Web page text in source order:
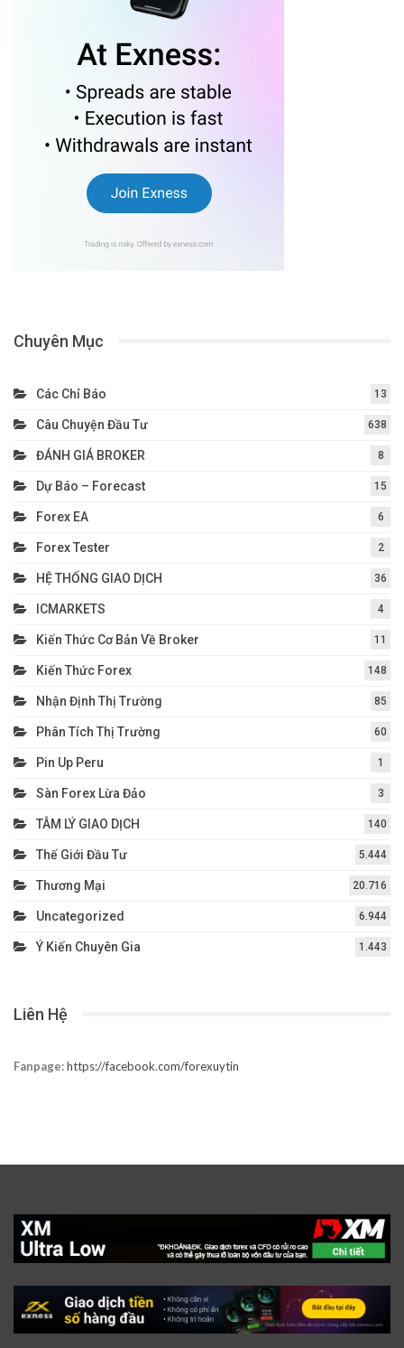
Chuyên Mục
Các Chỉ Báo 13
Câu Chuyện Đầu Tư 638
ĐÁNH GIÁ BROKER 8
Dự Báo – Forecast 15
Forex EA 6
Forex Tester 2
HỆ THỐNG GIAO DỊCH 36
ICMARKETS 4
Kiến Thức Cơ Bản Về Broker 11
Kiến Thức Forex 148
Nhận Định Thị Trường 85
Phân Tích Thị Trường 60
Pin Up Peru 1
Sàn Forex Lừa Đảo 3
TÂM LÝ GIAO DỊCH 140
Thế Giới Đầu Tư 5.444
Thương Mại 20.716
Uncategorized 6.944
Ý Kiến Chuyên Gia 1.443
Liên Hệ
Fanpage:https://facebook.com/forexuytin